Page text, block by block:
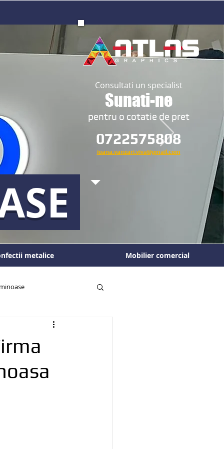
Consultati un specialist
Sunati-ne
​pentru o cotatie de pret
0722575808
ioana.vanzari.viva@gmail.com
metalice Mobilier comercial